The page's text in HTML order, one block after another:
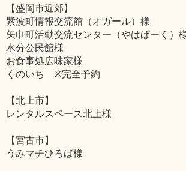
【盛岡市近郊】
紫波町情報交流館（オガール）様
矢巾町活動交流センター（やはぱーく）
水分公民館様
お食事処広味家様
くのいち ※完全予約
【北上市】
レンタルスペース北上様
【宮古市】
うみマチひろば様